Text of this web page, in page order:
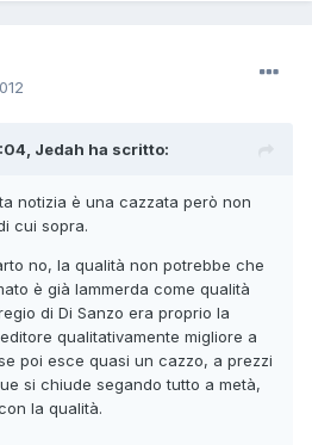
Jedah ha scritto:
notizia è una cazzata però non
cui sopra.
no, la qualità non potrebbe che
è già lammerda come qualità
di Di Sanzo era proprio la
qualitativamente migliore a
poi esce quasi un cazzo, a prezzi
si chiude segando tutto a metà,
la qualità.